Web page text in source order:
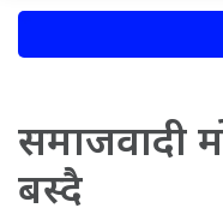
समाजवादी
बस्दै